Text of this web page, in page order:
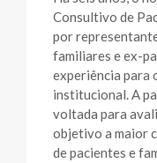
Consultivo de
por
familiares e ex-
experiência para
institucional. A
voltada para
objetivo a maior
de pacientes e